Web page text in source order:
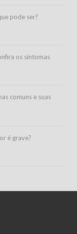
pode ser?
os sintomas
comuns e suas
é grave?